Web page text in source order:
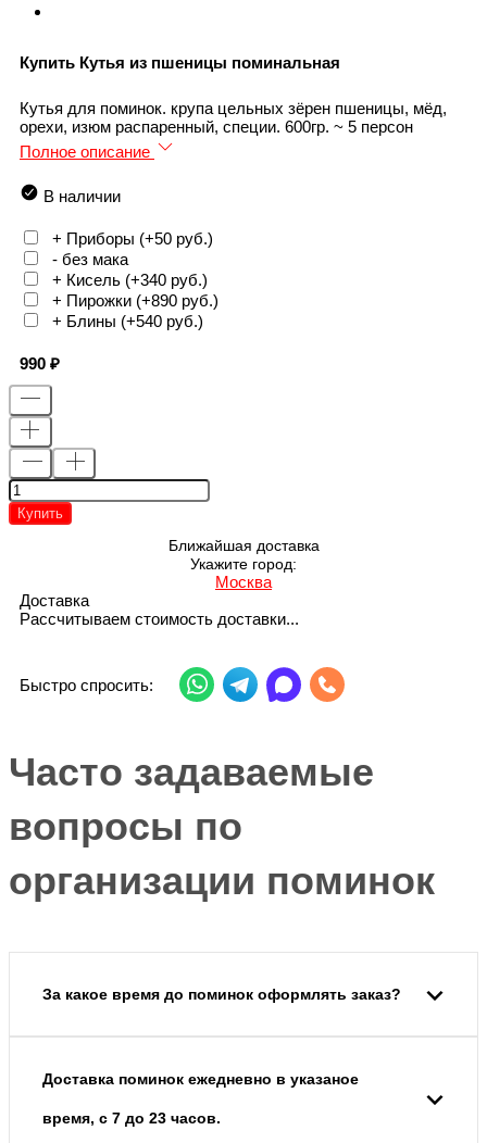
Купить Кутья из пшеницы поминальная
Кутья для поминок. крупа цельных зёрен пшеницы, мёд,
орехи, изюм распаренный, специи. 600гр. ~ 5 персон
Полное описание
В наличии
+ Приборы (+50 руб.)
- без мака
+ Кисель (+340 руб.)
+ Пирожки (+890 руб.)
+ Блины (+540 руб.)
990
Купить
Ближайшая доставка
Укажите город:
Москва
Доставка
Рассчитываем стоимость доставки...
Быстро спросить:
Часто задаваемые
вопросы по
организации поминок
За какое время до поминок оформлять заказ?
Доставка поминок ежедневно в указаное
время, с 7 до 23 часов.